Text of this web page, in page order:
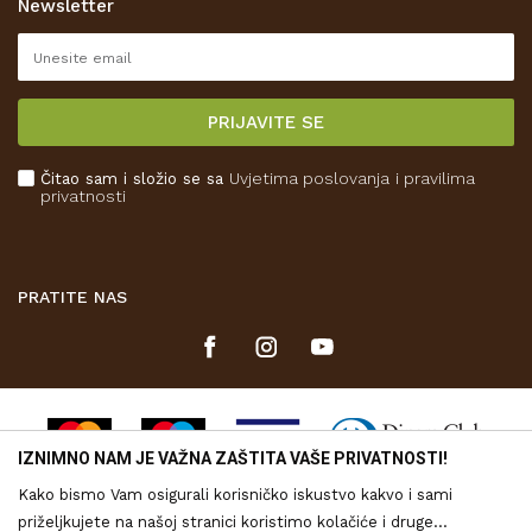
Reklamacije
Isporuka
Kako kupiti
Newsletter
PRIJAVITE SE
Čitao sam i složio se sa Uvjetima poslovanja i pravilima
privatnosti
PRATITE NAS
IZNIMNO NAM JE VAŽNA ZAŠTITA VAŠE PRIVATNOSTI!
Kako bismo Vam osigurali korisničko iskustvo kakvo i sami
priželjkujete na našoj stranici koristimo kolačiće i druge